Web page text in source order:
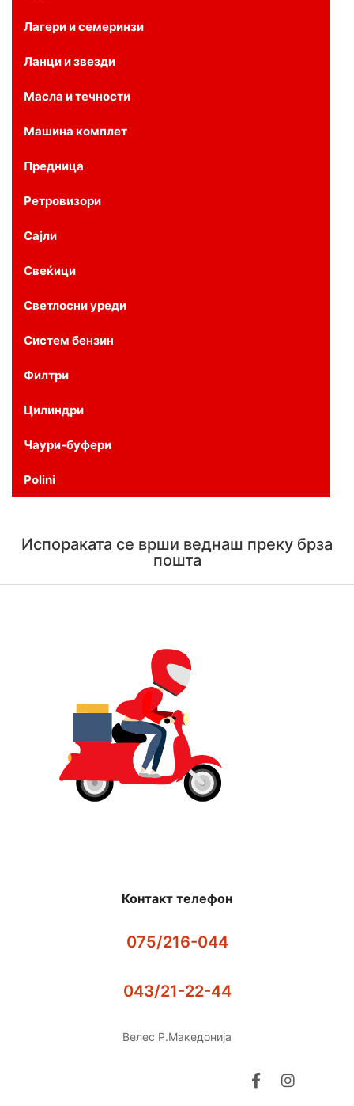
Лагери и семеринзи
Ланци и звезди
Масла и течности
Машина комплет
Предница
Ретровизори
Сајли
Свеќици
Светлосни уреди
Систем бензин
Филтри
Цилиндри
Чаури-буфери
Polini
Испораката се врши веднаш преку брза
пошта
Контакт телефон
075/216-044
043/21-22-44
Велес Р.Македонија